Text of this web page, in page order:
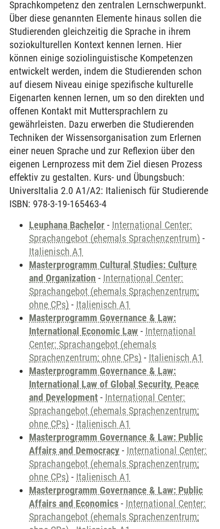
Sprachkompetenz den zentralen Lernschwerpunkt.
Über diese genannten Elemente hinaus sollen die
Studierenden gleichzeitig die Sprache in ihrem
soziokulturellen Kontext kennen lernen. Hier
können einige soziolinguistische Kompetenzen
entwickelt werden, indem die Studierenden schon
auf diesem Niveau einige spezifische kulturelle
Eigenarten kennen lernen, um so den direkten und
offenen Kontakt mit Muttersprachlern zu
gewährleisten. Dazu erwerben die Studierenden
Techniken der Wissensorganisation zum Erlernen
einer neuen Sprache und zur Reflexion über den
eigenen Lernprozess mit dem Ziel diesen Prozess
effektiv zu gestalten. Kurs- und Übungsbuch:
UniversItalia 2.0 A1/A2: Italienisch für Studierende
ISBN: 978-3-19-165463-4
Leuphana Bachelor - International Center:
Sprachangebot (ehemals Sprachenzentrum) -
Italienisch A1
Masterprogramm Cultural Studies: Culture
and Organization - International Center:
Sprachangebot (ehemals Sprachenzentrum;
ohne CPs) - Italienisch A1
Masterprogramm Governance & Law:
International Economic Law - International
Center: Sprachangebot (ehemals
Sprachenzentrum; ohne CPs) - Italienisch A1
Masterprogramm Governance & Law:
International Law of Global Security, Peace
and Development - International Center:
Sprachangebot (ehemals Sprachenzentrum;
ohne CPs) - Italienisch A1
Masterprogramm Governance & Law: Public
Affairs and Democracy - International Center:
Sprachangebot (ehemals Sprachenzentrum;
ohne CPs) - Italienisch A1
Masterprogramm Governance & Law: Public
Affairs and Economics - International Center:
Sprachangebot (ehemals Sprachenzentrum;